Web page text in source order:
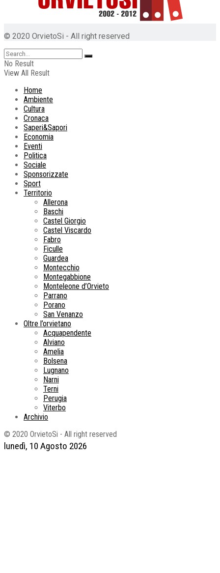
lunedì, 10 Agosto 2026
© 2020 OrvietoSi - All right reserved
No Result
View All Result
Home
Ambiente
Cultura
Cronaca
Saperi&Sapori
Economia
Eventi
Politica
Sociale
Sponsorizzate
Sport
Territorio
Allerona
Baschi
Castel Giorgio
Castel Viscardo
Fabro
Ficulle
Guardea
Montecchio
Montegabbione
Monteleone d’Orvieto
Parrano
Porano
San Venanzo
Oltre l’orvietano
Acquapendente
Alviano
Amelia
Bolsena
Lugnano
Narni
Terni
Perugia
Viterbo
Archivio
© 2020 OrvietoSi - All right reserved